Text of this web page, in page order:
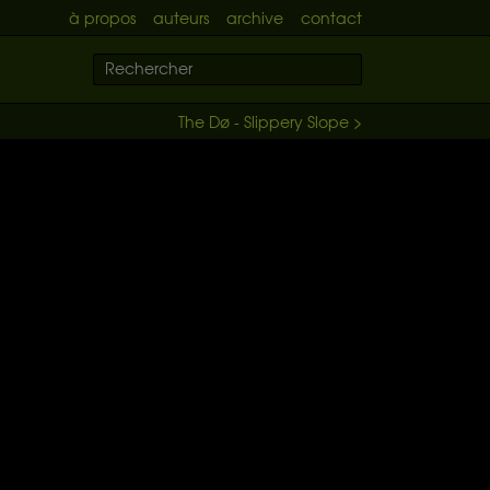
à propos auteurs archive contact
The Dø - Slippery Slope >